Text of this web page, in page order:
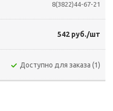
8(3822)44-67-21
542 руб./шт
Доступно для заказа (1)